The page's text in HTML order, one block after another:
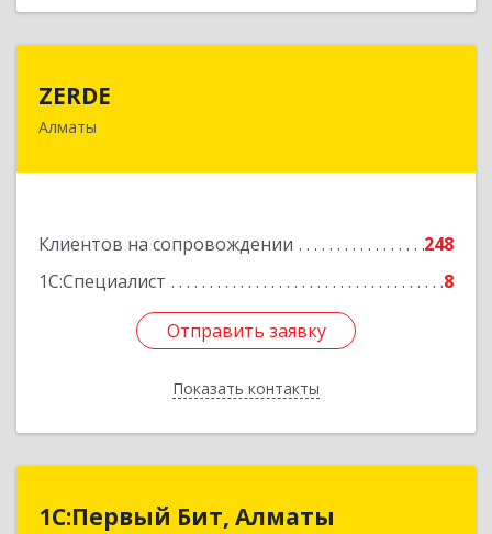
ZERDE
Алматы
Клиентов на сопровождении
248
1С:Специалист
8
Отправить заявку
Показать контакты
050026, Республика Казахстан, г. Алматы, ул.
Отправить заявку
Назад
1С:Первый Бит, Алматы
1С:Первый Бит, Алматы